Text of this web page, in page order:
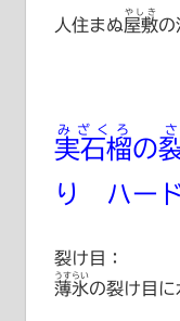
人住まぬ屋敷
やしき
の
実石榴
みざくろ
の
さ
り ハー
裂け目：
薄氷
うすらい
の裂け目に